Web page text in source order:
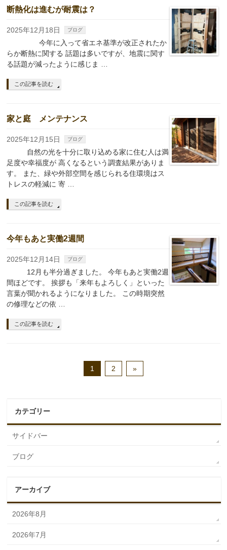
断熱化は進むが耐震は？
2025年12月18日 ブログ
今年に入って省エネ基準が改正されたか
らか断熱に関する 話題は多いですが、地震に関す
る話題が減ったように感じま …
この記事を読む
家と庭 メンテナンス
2025年12月15日 ブログ
自然の光を十分に取り込める家に住む人は満
足度や幸福度が 高くなるという調査結果がありま
す。 また、緑や外部空間を感じられる住環境はス
トレスの軽減に 寄 …
この記事を読む
今年もあと実働2週間
2025年12月14日 ブログ
12月も半分過ぎました。 今年もあと実働2週
間ほどです。 挨拶も「来年もよろしく」といった
言葉が聞かれるようになりました。 この時期突然
の修理などの依 …
この記事を読む
1 2 »
カテゴリー
サイドバー
ブログ
アーカイブ
2026年8月
2026年7月